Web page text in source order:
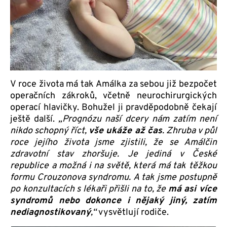
V roce života má tak Amálka za sebou již bezpočet
operačních zákroků, včetně neurochirurgických
operací hlavičky. Bohužel ji pravděpodobně čekají
ještě další. „Prognózu naší dcery nám zatím není
nikdo schopný říct, vše ukáže až čas. Zhruba v půl
roce jejího života jsme zjistili, že se Amálčin
zdravotní stav zhoršuje. Je jediná v České
republice a možná i na světě, která má tak těžkou
formu Crouzonova syndromu. A tak jsme postupně
po konzultacích s lékaři přišli na to, že má asi více
syndromů nebo dokonce i nějaký jiný, zatím
nediagnostikovaný,“vysvětlují rodiče.